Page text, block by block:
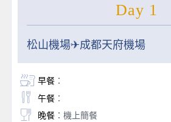
Day 1
松山機場✈成都天府機場
早餐：
午餐：
晚餐：機上簡餐